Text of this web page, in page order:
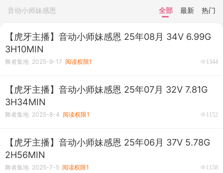
音动小师妹感恩 热门
最新
全部
【虎牙主播】音动小师妹感恩 25年08月 34V 6.99G
3H10MIN
舞者集地 2025-9-17 阅读权限1 1344
【虎牙主播】音动小师妹感恩 25年07月 32V 7.81G
3H34MIN
舞者集地 2025-8-4 阅读权限1 1152
【虎牙主播】音动小师妹感恩 25年06月 37V 5.78G
2H56MIN
舞者集地 2025-7-5 阅读权限1 1158